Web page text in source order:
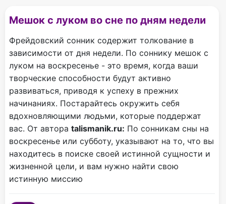
Мешок с луком во сне по дням недели
Фрейдовский сонник содержит толкование в
зависимости от дня недели. По соннику мешок с
луком на воскресенье - это время, когда ваши
творческие способности будут активно
развиваться, приводя к успеху в прежних
начинаниях. Постарайтесь окружить себя
вдохновляющими людьми, которые поддержат
вас. От автора talismanik.ru: По сонникам сны на
воскресенье или субботу, указывают на то, что вы
находитесь в поиске своей истинной сущности и
жизненной цели, и вам нужно найти свою
истинную миссию